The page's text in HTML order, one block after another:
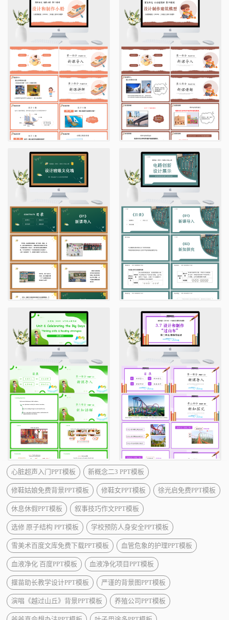
心脏超声入门PPT模板 新概念二3 PPT模板
修鞋姑娘免费背景PPT模板 修鞋女PPT模板 徐光启免费PPT模板
休息休假PPT模板 叙事技巧作文PPT模板
选修 原子结构 PPT模板 学校预防人身安全PPT模板
雪美术百度文库免费下载PPT模板 血管危象的护理PPT模板
血液净化 百度PPT模板 血液净化项目PPT模板
揠苗助长教学设计PPT模板 严谨的背景图PPT模板
演唱《越过山丘》背景PPT模板 养殖公司PPT模板